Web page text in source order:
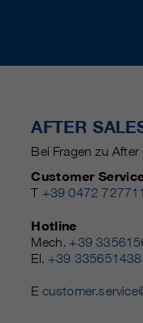
AFTER
Bei Fragen zu
Customer
T +39 0472 727711
Hotline
Mech. +39
El. +39
E